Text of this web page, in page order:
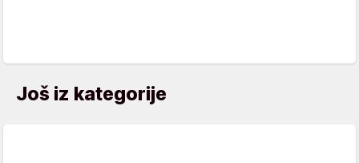
Još iz kategorije